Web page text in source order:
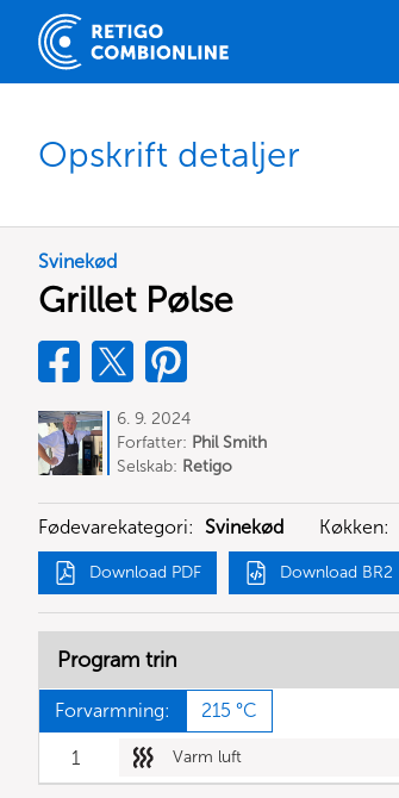
Opskrift detaljer
Svinekød
Grillet Pølse
6. 9. 2024
Forfatter: Phil Smith
Selskab: Retigo
Fødevarekategori: Svinekød Køkken:
Download PDF Download BR2
Program trin
Forvarmning: 215 °C
1 Varm luft